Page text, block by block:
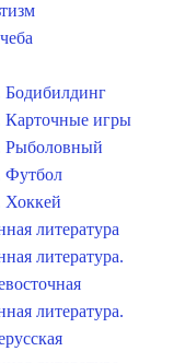
Бодибилдинг
Карточные игры
Рыболовный
Футбол
Хоккей
литература
литература.
литература.